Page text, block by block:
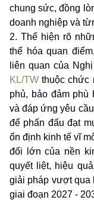
chung sức, đồng
doanh nghiệp và
2. Thể hiện rõ
thể hóa quan
liên quan của
KL/TW thuộc chức
phủ, bảo đảm
và đáp ứng yêu
để phấn đấu đạt
ổn định kinh tế vĩ
đối lớn của nền
quyết liệt, hiệu
giải pháp vượt qua
giai đoạn 2027 -